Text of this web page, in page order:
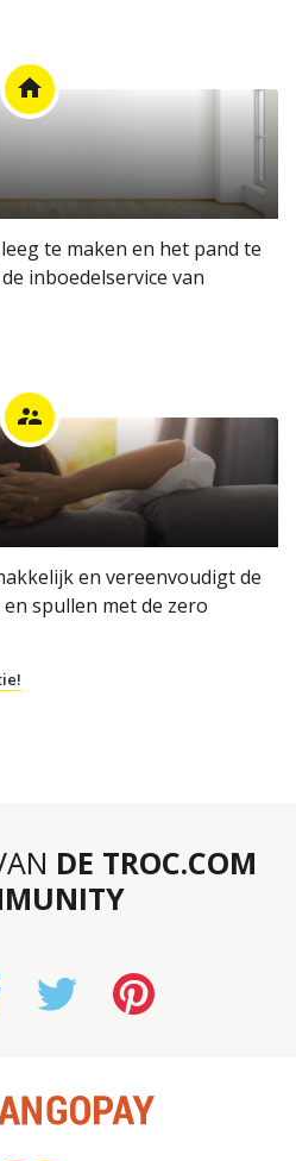
home
te maken en het pand te
inboedelservice van
supervisor_account
en vereenvoudigt de
spullen met de zero
DE TROC.COM